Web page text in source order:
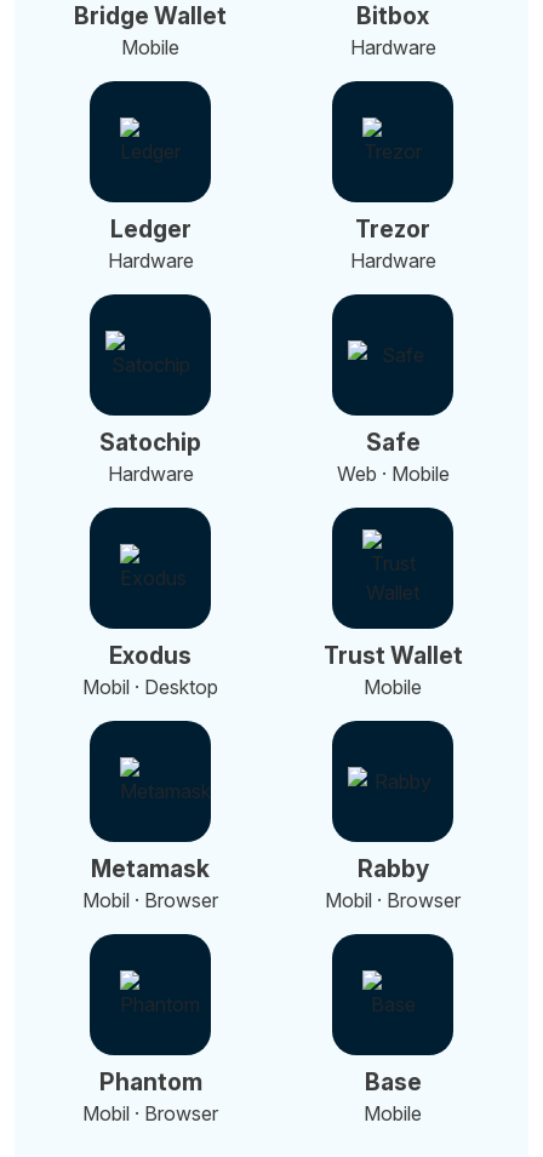
Bridge Wallet
Mobile
Bitbox
Hardware
Ledger
Hardware
Trezor
Hardware
Satochip
Hardware
Safe
Web · Mobile
Exodus
Mobil · Desktop
Trust Wallet
Mobile
Metamask
Mobil · Browser
Rabby
Mobil · Browser
Phantom
Mobil · Browser
Base
Mobile